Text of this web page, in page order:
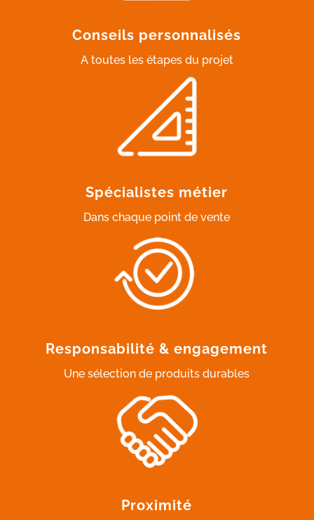
Conseils personnalisés
A toutes les étapes du projet
Spécialistes métier
Dans chaque point de vente
Responsabilité & engagement
Une sélection de produits durables
Proximité